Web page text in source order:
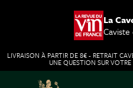
La
LIVRAISON À PARTIR DE 8€ - RETRAIT
UNE QUESTION SUR
Aller au contenu